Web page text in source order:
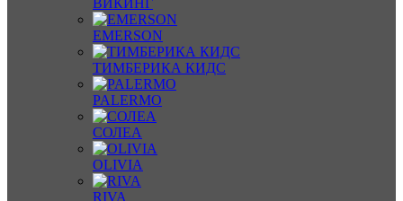
ВИКИНГ
EMERSON
ТИМБЕРИКА КИДС
PALERMO
СОЛЕА
OLIVIA
RIVA